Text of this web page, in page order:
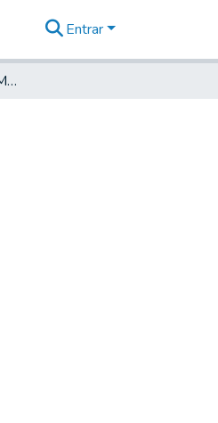
Entrar
Para o mesmo Sargento Mor